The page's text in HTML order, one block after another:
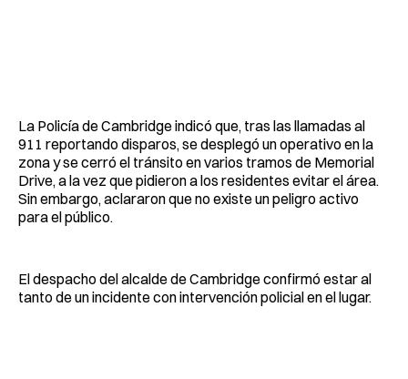
La Policía de Cambridge indicó que, tras las llamadas al
911 reportando disparos, se desplegó un operativo en la
zona y se cerró el tránsito en varios tramos de Memorial
Drive, a la vez que pidieron a los residentes evitar el área.
Sin embargo, aclararon que no existe un peligro activo
para el público.
El despacho del alcalde de Cambridge confirmó estar al
tanto de un incidente con intervención policial en el lugar.